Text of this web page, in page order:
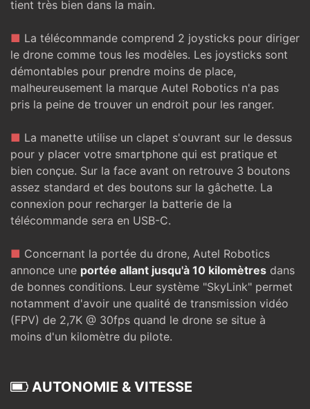
tient très bien dans la main.
■ La télécommande comprend 2 joysticks pour diriger
le drone comme tous les modèles. Les joysticks sont
démontables pour prendre moins de place,
malheureusement la marque Autel Robotics n'a pas
pris la peine de trouver un endroit pour les ranger.
■ La manette utilise un clapet s'ouvrant sur le dessus
pour y placer votre smartphone qui est pratique et
bien conçue. Sur la face avant on retrouve 3 boutons
assez standard et des boutons sur la gâchette. La
connexion pour recharger la batterie de la
télécommande sera en USB-C.
■ Concernant la portée du drone, Autel Robotics
annonce une portée allant jusqu'à 10 kilomètres dans
de bonnes conditions. Leur système "SkyLink" permet
notamment d'avoir une qualité de transmission vidéo
(FPV) de 2,7K @ 30fps quand le drone se situe à
moins d'un kilomètre du pilote.
AUTONOMIE & VITESSE